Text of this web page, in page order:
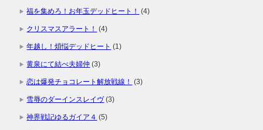
福を集めろ！お年玉デッドヒート！ (4)
クリスマスアラート！ (4)
年越し！煩悩デッドヒート (1)
黄泉にて結べ夫婦仲 (3)
恋は爆発チョコレート解放戦線！ (3)
雪辱のダーインスレイヴ(3)
神界戦記ゆるガイア４ (5)